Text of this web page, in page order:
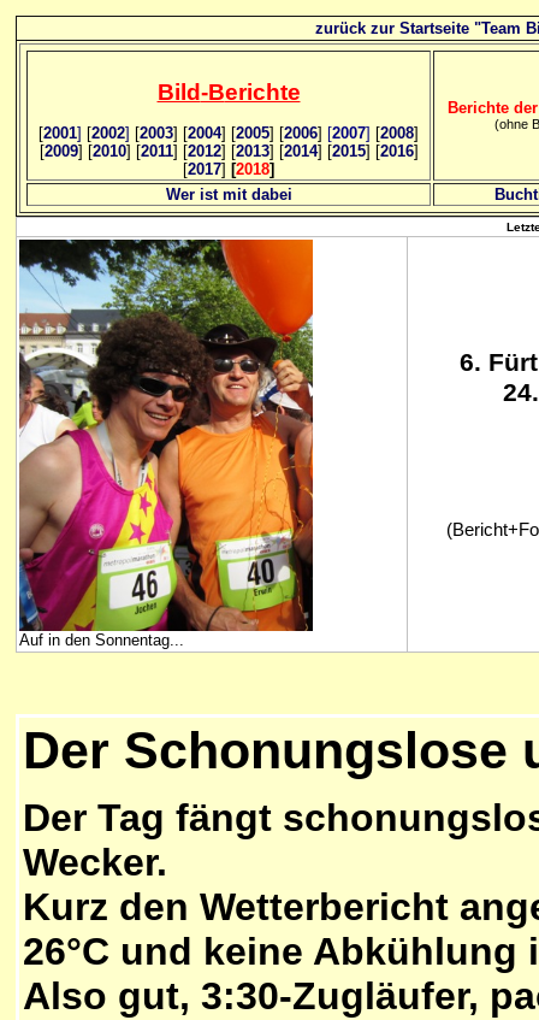
zurück zur Startseite "Team
Bild-Berichte
[2001] [2002] [2003] [2004] [2005] [2006] [2007] [2008]
[2009] [2010] [2011] [2012] [2013] [2014] [2015] [2016]
[2017] [2018]
Berichte
(ohne
Wer ist mit dabei
Auf in den Sonnentag...
6.
Der Schonungslose
Der Tag fängt
Wecker.
Kurz den Wetterbericht
26°C und keine Abkühlung
Also gut, 3:30-Zugläufer,